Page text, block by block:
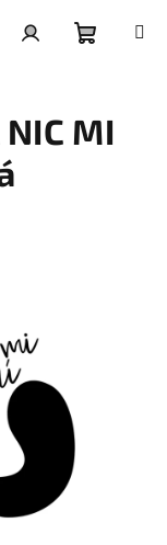
košík
NIC MI